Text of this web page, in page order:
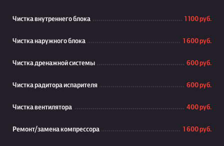
Чистка внутреннего блока 1 100 руб.
Чистка наружного блока 1 600 руб.
Чистка дренажной системы 600 руб.
Чистка радитора испарителя 600 руб.
Чистка вентилятора 400 руб.
Ремонт/замена компрессора 1 600 руб.